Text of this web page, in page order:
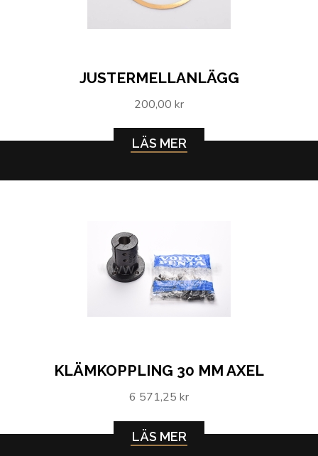
JUSTERMELLANLÄGG
200,00 kr
LÄS MER
KLÄMKOPPLING 30 MM AXEL
6 571,25 kr
LÄS MER